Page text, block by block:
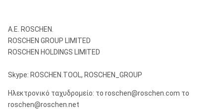
Α.Ε. ROSCHEN.
ROSCHEN GROUP LIMITED
ROSCHEN HOLDINGS LIMITED
Skype: ROSCHEN.TOOL, ROSCHEN_GROUP
Ηλεκτρονικό ταχυδρομείο: το roschen@roschen.com το
roschen@roschen.net